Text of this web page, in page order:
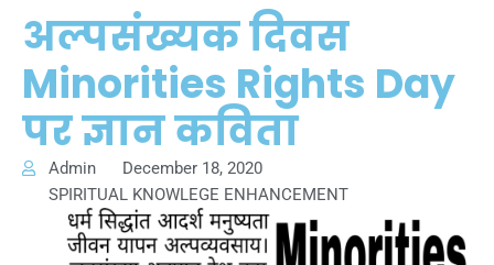
अल्पसंख्यक दिवस
Minorities Rights Day
पर ज्ञान कविता
Admin
December 18, 2020
SPIRITUAL KNOWLEGE ENHANCEMENT